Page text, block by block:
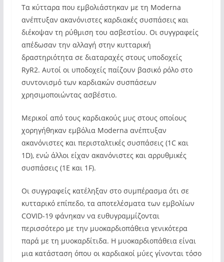
Τα κύτταρα που εμβολιάστηκαν με τη Moderna
ανέπτυξαν ακανόνιστες καρδιακές συσπάσεις και
διέκοψαν τη ρύθμιση του ασβεστίου. Οι συγγραφείς
απέδωσαν την αλλαγή στην κυτταρική
δραστηριότητα σε διαταραχές στους υποδοχείς
RyR2. Αυτοί οι υποδοχείς παίζουν βασικό ρόλο στο
συντονισμό των καρδιακών συσπάσεων
χρησιμοποιώντας ασβέστιο.
Μερικοί από τους καρδιακούς μυς στους οποίους
χορηγήθηκαν εμβόλια Moderna ανέπτυξαν
ακανόνιστες και περισταλτικές συσπάσεις (1C και
1D), ενώ άλλοι είχαν ακανόνιστες και αρρυθμικές
συσπάσεις (1E και 1F).
Οι συγγραφείς κατέληξαν στο συμπέρασμα ότι σε
κυτταρικό επίπεδο, τα αποτελέσματα των εμβολίων
COVID-19 φάνηκαν να ευθυγραμμίζονται
περισσότερο με την μυοκαρδιοπάθεια γενικότερα
παρά με τη μυοκαρδίτιδα. Η μυοκαρδιοπάθεια είναι
μια κατάσταση όπου οι καρδιακοί μύες γίνονται τόσο